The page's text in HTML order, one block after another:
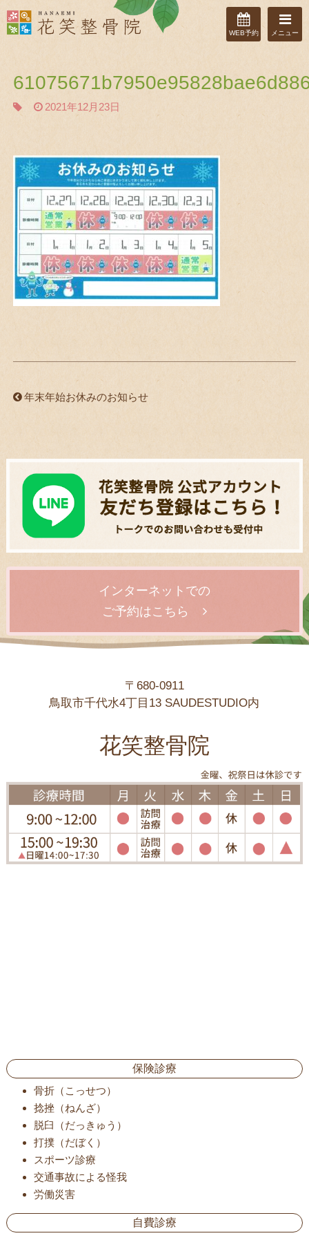
WEB予約 メニュー
2021年12月23日
年末年始お休みのお知らせ
インターネットでの
ご予約はこちら
〒680-0911
鳥取市千代水4丁目13 SAUDESTUDIO内
花笑整骨院
保険診療
骨折（こっせつ）
捻挫（ねんざ）
脱臼（だっきゅう）
打撲（だぼく）
スポーツ診療
交通事故による怪我
労働災害
自費診療